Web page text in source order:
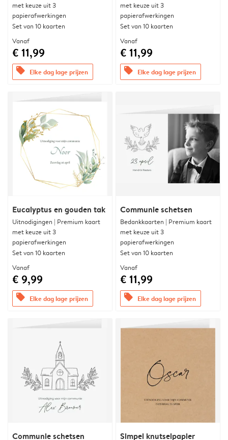
met keuze uit 3
papierafwerkingen
Set van 10 kaarten
Vanaf
€ 11,99
offers Elke dag lage prijzen
met keuze uit 3
papierafwerkingen
Set van 10 kaarten
Vanaf
€ 11,99
offers Elke dag lage prijzen
Eucalyptus en gouden tak
Uitnodigingen | Premium kaart
met keuze uit 3
papierafwerkingen
Set van 10 kaarten
Vanaf
€ 9,99
offers Elke dag lage prijzen
Communie schetsen
Bedankkaarten | Premium kaart
met keuze uit 3
papierafwerkingen
Set van 10 kaarten
Vanaf
€ 11,99
offers Elke dag lage prijzen
Communie schetsen Simpel knutselpapier